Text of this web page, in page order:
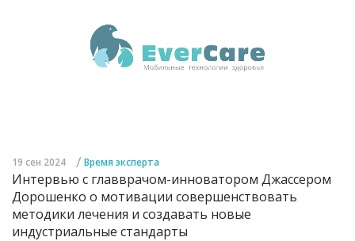
19 сен 2024 / Время эксперта
Интервью с главврачом-инноватором Джассером
Дорошенко о мотивации совершенствовать
методики лечения и создавать новые
индустриальные стандарты